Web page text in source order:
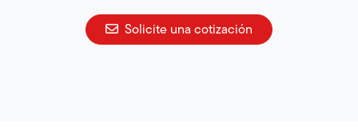
Solicite una cotización